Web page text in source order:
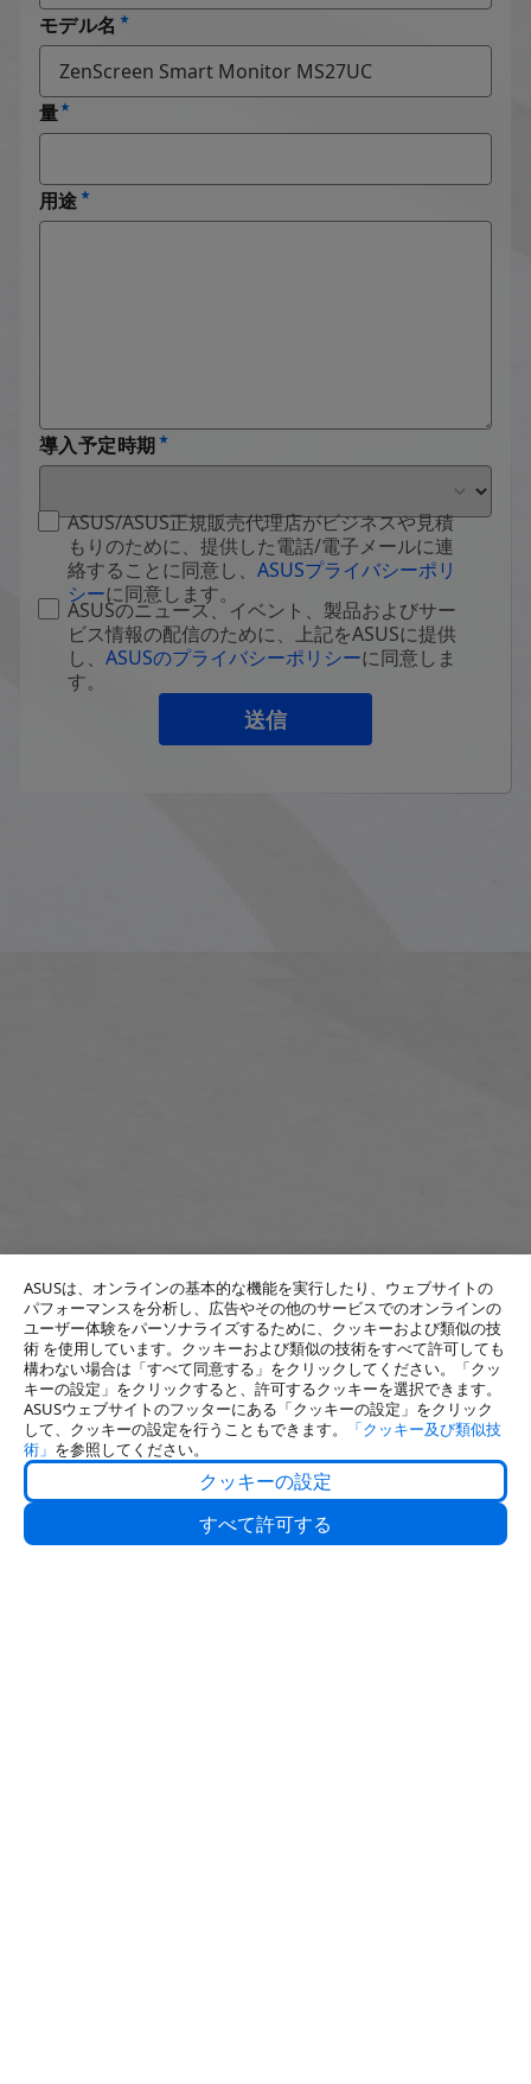
ASUSは、オンラインの基本的な機能を実行したり、ウェブサイトの
パフォーマンスを分析し、広告やその他のサービスでのオンラインの
ユーザー体験をパーソナライズするために、クッキーおよび類似の技
術 を使用しています。クッキーおよび類似の技術をすべて許可しても
構わない場合は「すべて同意する」をクリックしてください。「クッ
キーの設定」をクリックすると、許可するクッキーを選択できます。
ASUSウェブサイトのフッターにある「クッキーの設定」をクリック
して、クッキーの設定を行うこともできます。
「クッキー及び類似技
術」 を参照してください。
クッキーの設定
すべて許可する
モデル名
量
用途
導入予定時期
ASUS/ASUS正規販売代理店がビジネスや見積
もりのために、提供した電話/電子メールに連
絡することに同意し、 ASUSプライバシーポリ
シーに同意します。
ASUSのニュース、イベント、製品およびサー
ビス情報の配信のために、上記をASUSに提供
し、 ASUSのプライバシーポリシーに同意しま
す。
About Us